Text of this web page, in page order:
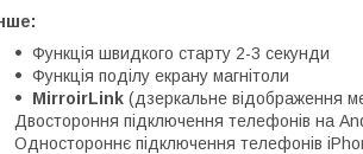
Функція швидкого старту 2-3 секунди
Функція поділу екрану магнітоли
MirroirLink (дзеркальне відображення
Двостороння підключення телефонів на
Одностороннє підключення телефонів